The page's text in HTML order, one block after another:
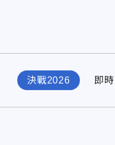
決戰2026 即時